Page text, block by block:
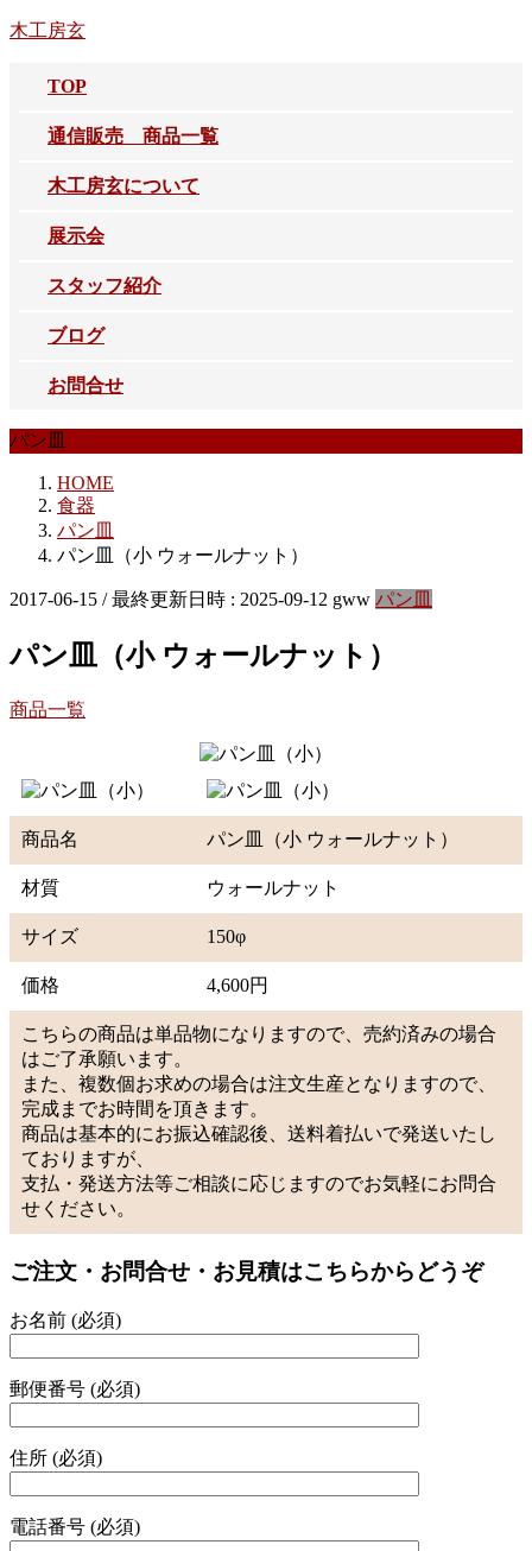
コ
ナ
木工房玄
TOP
通信販売 商品一覧
木工房玄について
展示会
スタッフ紹介
ブログ
お問合せ
パン皿
HOME
食器
パン皿
パン皿（小 ウォールナット）
2017-06-15 / 最終更新日時 : 2025-09-12 gww パン皿
パン皿（小 ウォールナット）
商品一覧
商品名 パン皿（小 ウォールナット）
材質 ウォールナット
サイズ 150φ
価格 4,600円
こちらの商品は単品物になりますので、売約済みの場合
はご了承願います。
また、複数個お求めの場合は注文生産となりますので、
完成までお時間を頂きます。
商品は基本的にお振込確認後、送料着払いで発送いたし
ておりますが、
支払・発送方法等ご相談に応じますのでお気軽にお問合
せください。
ご注文・お問合せ・お見積はこちらからどうぞ
お名前 (必須)
郵便番号 (必須)
住所 (必須)
電話番号 (必須)